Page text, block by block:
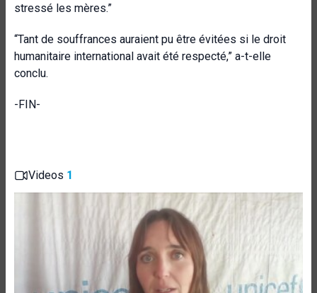
stressé les mères.”
“Tant de souffrances auraient pu être évitées si le droit
humanitaire international avait été respecté,” a-t-elle
conclu.
-FIN-
Videos 1